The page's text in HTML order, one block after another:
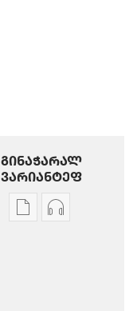
ᲒᲘᲜᲐᲭᲐᲠᲐᲚ
ᲕᲐᲠᲘᲐᲜᲢᲔᲤ
ხვალე